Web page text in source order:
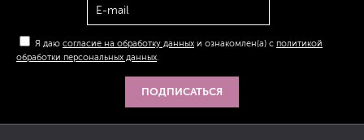
Я даю согласие на обработку данных и ознакомлен(а) с политикой
обработки персональных данных
ПОДПИСАТЬСЯ